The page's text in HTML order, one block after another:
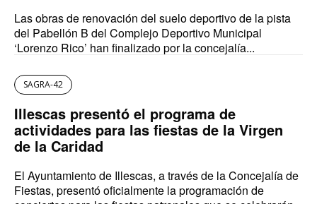
Las obras de renovación del suelo deportivo de la pista
del Pabellón B del Complejo Deportivo Municipal
‘Lorenzo Rico’ han finalizado por la concejalía...
SAGRA-42
Illescas presentó el programa de
actividades para las fiestas de la Virgen
de la Caridad
El Ayuntamiento de Illescas, a través de la Concejalía de
Fiestas, presentó oficialmente la programación de